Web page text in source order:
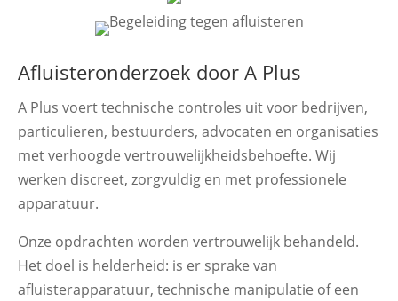
Afluisteronderzoek door A Plus
A Plus voert technische controles uit voor bedrijven,
particulieren, bestuurders, advocaten en organisaties
met verhoogde vertrouwelijkheidsbehoefte. Wij
werken discreet, zorgvuldig en met professionele
apparatuur.
Onze opdrachten worden vertrouwelijk behandeld.
Het doel is helderheid: is er sprake van
afluisterapparatuur, technische manipulatie of een